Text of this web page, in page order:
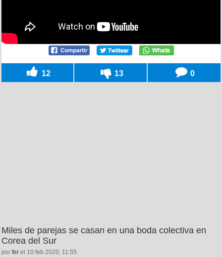
12 13 0
Miles de parejas se casan en una boda colectiva en
Corea del Sur
por fer el 10 feb 2020, 11:55